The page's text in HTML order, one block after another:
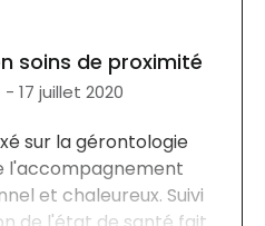
soins de proximité
17 juillet 2020
sur la gérontologie
l'accompagnement
et chaleureux. Suivi